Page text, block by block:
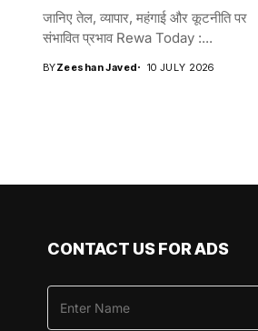
जानिए तेल, व्यापार, महंगाई और कूटनीति पर
संभावित प्रभाव Rewa Today :...
BYZeeshan Javed 10 JULY 2026
CONTACT US FOR ADS